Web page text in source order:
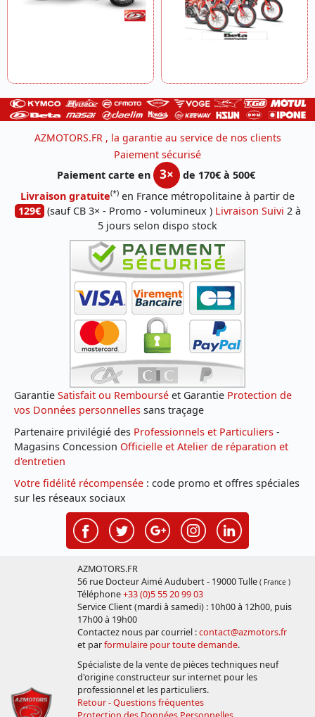
AZMOTORS.FR , la garantie au service de nos clients
Paiement sécurisé
Paiement carte en
3×
de 170€ à 500€
Livraison gratuite(*) en France métropolitaine à partir de
129€ (sauf CB 3× - Promo - volumineux ) Livraison Suivi 2 à
5 jours selon dispo stock
Garantie Satisfait ou Remboursé et Garantie Protection de
vos Données personnelles sans traçage
Partenaire privilégié des Professionnels et Particuliers -
Magasins Concession Officielle et Atelier de réparation et
d'entretien
Votre fidélité récompensée : code promo et offres spéciales
sur les réseaux sociaux
AZMOTORS.FR
56 rue Docteur Aimé Audubert - 19000 Tulle ( France )
Téléphone+33 (0)5 55 20 99 03
Service Client (mardi à samedi) : 10h00 à 12h00, puis
17h00 à 19h00
Contactez nous par courriel :contact@azmotors.fr
et parformulaire pour toute demande.
Spécialiste de la vente de pièces techniques neuf
d'origine constructeur sur internet pour les
professionnel et les particuliers.
Retour - Questions fréquentes